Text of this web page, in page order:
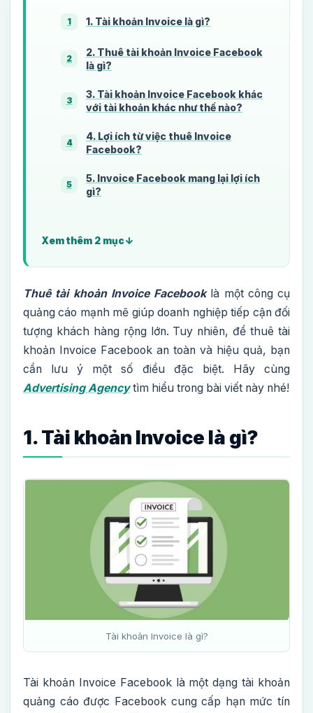
1 1. Tài khoản Invoice là gì?
2
2. Thuê tài khoản Invoice Facebook
là gì​?
3
3. Tài khoản Invoice Facebook khác
với tài khoản khác như thế nào?
4
4. Lợi ích từ việc thuê Invoice
Facebook?
5
5. Invoice Facebook mang lại lợi ích
gì?
Xem thêm 2 mục
Thuê tài khoản Invoice Facebooklà một công cụ
quảng cáo mạnh mẽ giúp doanh nghiệp tiếp cận đối
tượng khách hàng rộng lớn. Tuy nhiên, để thuê tài
khoản Invoice Facebook an toàn và hiệu quả, bạn
cần lưu ý một số điều đặc biệt. Hãy cùng
Advertising Agencytìm hiểu trong bài viết này nhé!
1. Tài khoản Invoice là gì?
Tài khoản Invoice là gì?
Tài khoản Invoice Facebook là một dạng tài khoản
quảng cáo được Facebook cung cấp hạn mức tín